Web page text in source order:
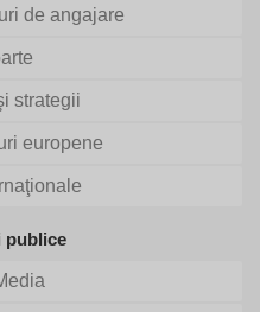
de angajare
strategii
europene
publice